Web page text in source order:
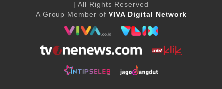
| All Rights Reserved
A Group Member of VIVA Digital Network